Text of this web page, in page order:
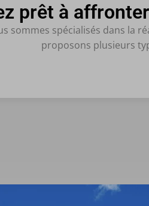
prêt à
sommes spécialisés dans
proposons plusieurs